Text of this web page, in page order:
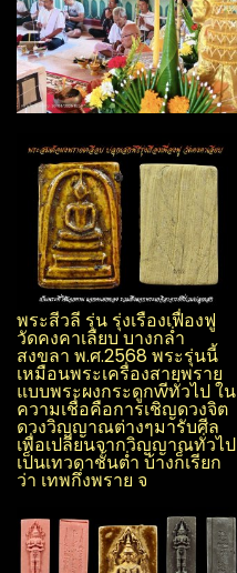
พระสีวลี รุ่น รุ่งเรือง​เฟื่องฟู​
วัด​คงคา​เลียบ​ บางกล่ำ​
สงขลา​ พ.ศ.2568 พระรุ่นนี้
เหมือนพระเครื่องสายพราย
แบบพระผง​กระดูกwีทั่วไป ใน
ความเชื่อคือการเชิญดวงจิต
ดวงวิญญาณ​ต่างๆมารับศีล
เพื่อเปลี่ยนจากวิญญาณ​ทั่วไป
เป็นเทวดาชั้นต่ำ บ้างก็เรียก
ว่า เทพกึ่งพราย จ